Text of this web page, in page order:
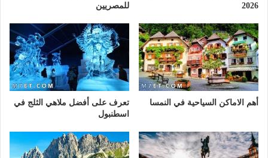
2026
للمصريين
أهم الاماكن السياحية في النمسا
تعرف على أفضل ملاهي الثلج في
اسطنبول